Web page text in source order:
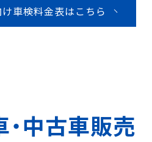
車検料金表はこちら
・中古⾞販売